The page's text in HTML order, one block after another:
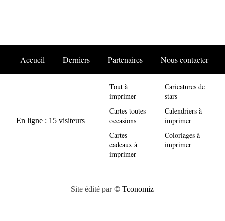
Accueil Derniers Partenaires Nous contacter
Tout à
imprimer
Cartes toutes
occasions
Cartes
cadeaux à
imprimer
Caricatures de
stars
Calendriers à
imprimer
Coloriages à
imprimer
Site édité par© Tconomiz